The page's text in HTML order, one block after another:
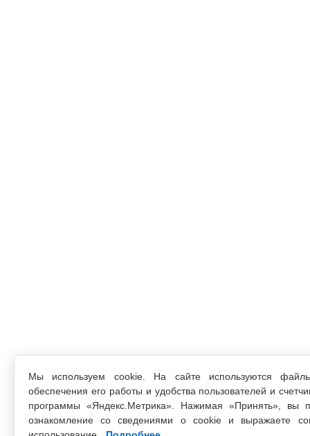
Мы используем cookie. На сайте используются
обеспечения его работы и удобства пользователей и
программы «Яндекс.Метрика». Нажимая «Принять», вы
ознакомление со сведениями о cookie и выражаете